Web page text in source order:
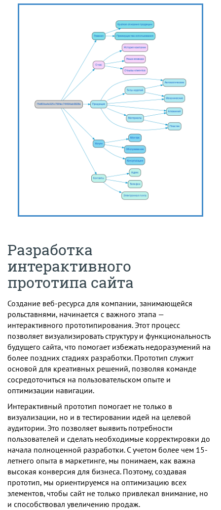
Разработка
интерактивного
прототипа сайта
Создание веб-ресурса для компании, занимающейся
рольставнями, начинается с важного этапа —
интерактивного прототипирования. Этот процесс
позволяет визуализировать структуру и функциональность
будущего сайта, что помогает избежать недоразумений на
более поздних стадиях разработки. Прототип служит
основой для креативных решений, позволяя команде
сосредоточиться на пользовательском опыте и
оптимизации навигации.
Интерактивный прототип помогает не только в
визуализации, но и в тестировании идей на целевой
аудитории. Это позволяет выявить потребности
пользователей и сделать необходимые корректировки до
начала полноценной разработки. С учетом более чем 15-
летнего опыта в маркетинге, мы понимаем, как важна
высокая конверсия для бизнеса. Поэтому, создавая
прототип, мы ориентируемся на оптимизацию всех
элементов, чтобы сайт не только привлекал внимание, но
и способствовал увеличению продаж.